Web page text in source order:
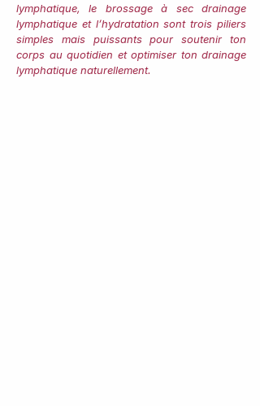
lymphatique, le brossage à sec drainage
lymphatique et l’hydratation sont trois piliers
simples mais puissants pour soutenir ton
corps au quotidien et optimiser ton drainage
lymphatique naturellement.